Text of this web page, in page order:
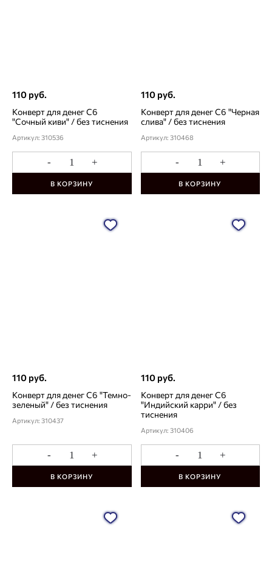
110 руб.
Конверт для денег С6
"Сочный киви" / без тиснения
Артикул: 310536
- +
В КОРЗИНУ
110 руб.
Конверт для денег С6 "Черная
слива" / без тиснения
Артикул: 310468
- +
В КОРЗИНУ
110 руб.
Конверт для денег С6 "Темно-
зеленый" / без тиснения
Артикул: 310437
- +
В КОРЗИНУ
110 руб.
Конверт для денег С6
"Индийский карри" / без
тиснения
Артикул: 310406
- +
В КОРЗИНУ